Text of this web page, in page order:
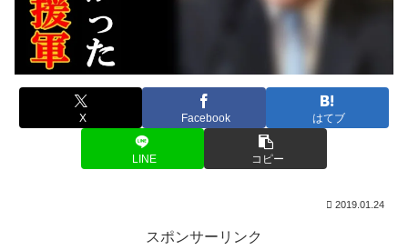
X Facebook はてブ
LINE コピー
2019.01.24
スポンサーリンク